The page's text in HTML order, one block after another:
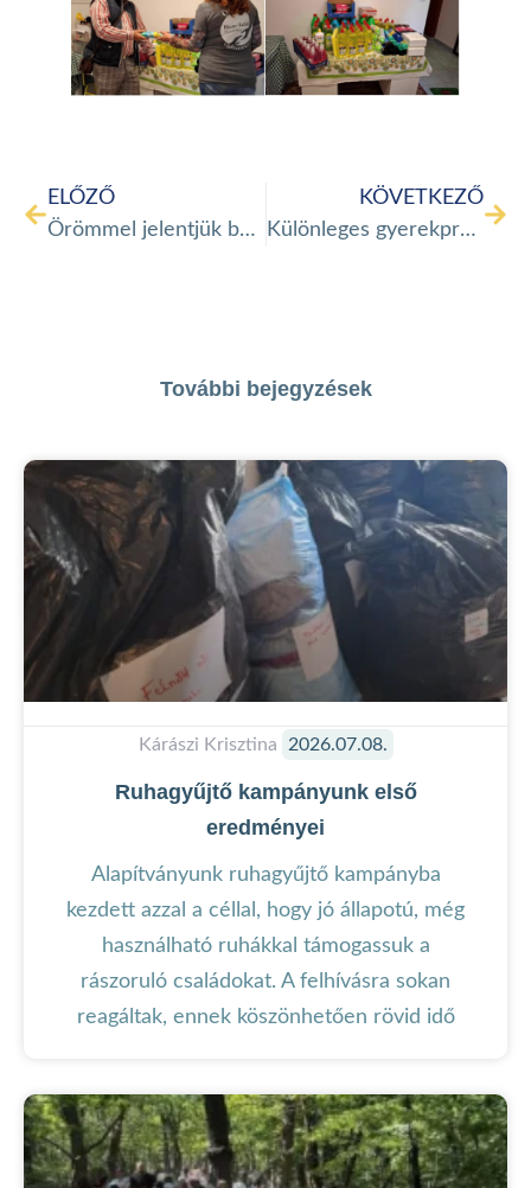
ELŐZŐ
Örömmel jelentjük be, hogy a Haza Talál Menekülteket Segítő Alapítvány új, barátságos és nyitott közösségi teret hoz létre
KÖVETKEZŐ
Különleges gyerekprogramot szervezett a Haza talál alapítvány!
További bejegyzések
Ruhagyűjtő kampányunk első
eredményei
Alapítványunk ruhagyűjtő kampányba
kezdett azzal a céllal, hogy jó állapotú, még
használható ruhákkal támogassuk a
rászoruló családokat. A felhívásra sokan
reagáltak, ennek köszönhetően rövid idő
Kárászi Krisztina 2026.07.08.